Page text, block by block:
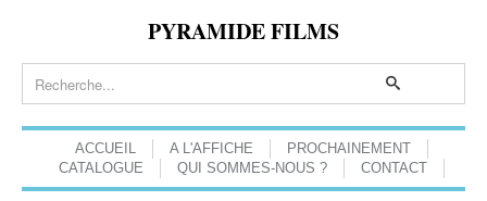
PYRAMIDE FILMS
ACCUEIL A L'AFFICHE
PROCHAINEMENT
CATALOGUE
QUI SOMMES-NOUS ? CONTACT